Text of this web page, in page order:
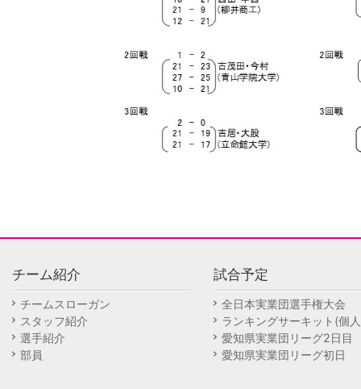
チーム紹介
チームスローガン
スタッフ紹介
選手紹介
部員
試合予定
全日本実業団選手権大会
ランキングサーキット(個
愛知県実業団リーグ2日目
愛知県実業団リーグ初日